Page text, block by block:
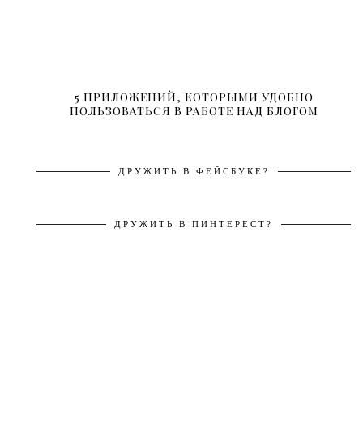
5 ПРИЛОЖЕНИЙ, КОТОРЫМИ УДОБНО
ПОЛЬЗОВАТЬСЯ В РАБОТЕ НАД БЛОГОМ
ДРУЖИТЬ В ФЕЙСБУКЕ?
ДРУЖИТЬ В ПИНТЕРЕСТ?